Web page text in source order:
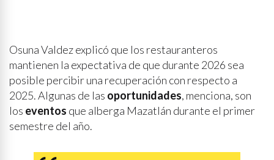
Osuna Valdez explicó que los restauranteros
mantienen la expectativa de que durante 2026 sea
posible percibir una recuperación con respecto a
2025. Algunas de las oportunidades, menciona, son
los eventos que alberga Mazatlán durante el primer
semestre del año.